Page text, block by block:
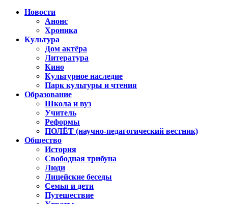
Новости
Анонс
Хроника
Культура
Дом актёра
Литература
Кино
Культурное наследие
Парк культуры и чтения
Образование
Школа и вуз
Учитель
Реформы
ПОЛЁТ (научно-педагогический вестник)
Общество
История
Свободная трибуна
Люди
Лицейские беседы
Семья и дети
Путешествие